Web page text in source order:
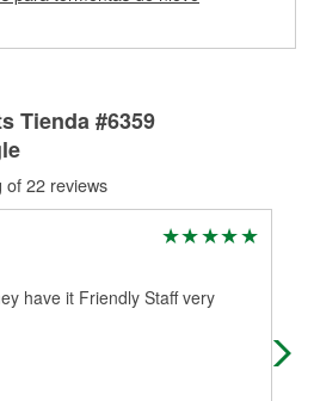
para tu reparación.
Tienda #6359
of 22 reviews
have it Friendly Staff very